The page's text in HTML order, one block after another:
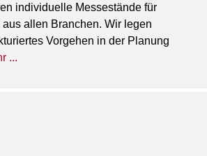
individuelle Messestände für
allen Branchen. Wir legen
Vorgehen in der Planung
...